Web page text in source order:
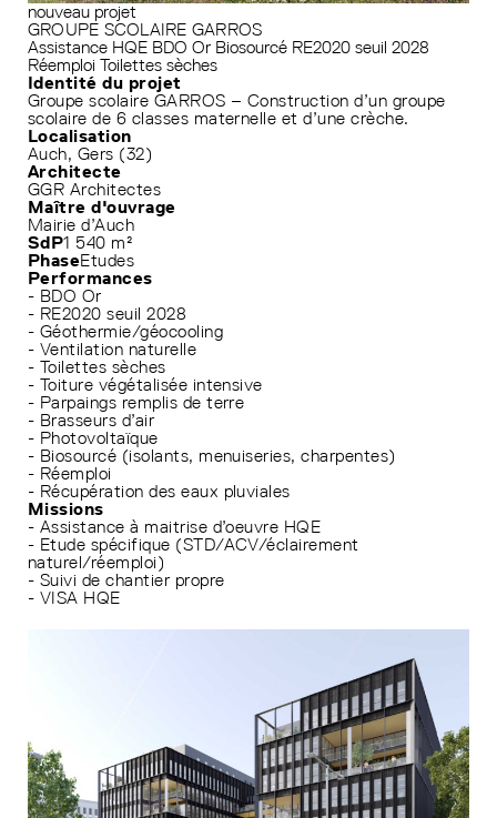
nouveau projet
GROUPE SCOLAIRE GARROS
Assistance HQE BDO Or Biosourcé RE2020 seuil 2028
Réemploi Toilettes sèches
Identité du projet
Groupe scolaire GARROS – Construction d’un groupe
scolaire de 6 classes maternelle et d’une crèche.
Localisation
Auch, Gers (32)
Architecte
GGR Architectes
Maître d'ouvrage
Mairie d’Auch
SdP1 540 m²
PhaseEtudes
Performances
- BDO Or
- RE2020 seuil 2028
- Géothermie/géocooling
- Ventilation naturelle
- Toilettes sèches
- Toiture végétalisée intensive
- Parpaings remplis de terre
- Brasseurs d’air
- Photovoltaïque
- Biosourcé (isolants, menuiseries, charpentes)
- Réemploi
- Récupération des eaux pluviales
Missions
- Assistance à maitrise d’oeuvre HQE
- Etude spécifique (STD/ACV/éclairement
naturel/réemploi)
- Suivi de chantier propre
- VISA HQE